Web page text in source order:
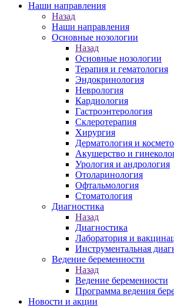
Наши направления
Назад
Наши направления
Основные нозологии
Назад
Основные нозологии
Терапия и гематология
Эндокринология
Неврология
Кардиология
Гастроэнтерология
Склеротерапия
Хирургия
Дерматология и
Акушерство и
Урология и андрология
Отоларинология
Офтальмология
Стоматология
Диагностика
Назад
Диагностика
Лаборатория и
Инструментальная
Ведение беременности
Назад
Ведение беременности
Программа ведения
Новости и акции